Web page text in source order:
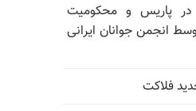
در پاریس و محکومیت
انجمن جوانان ایرانی
فلاکت